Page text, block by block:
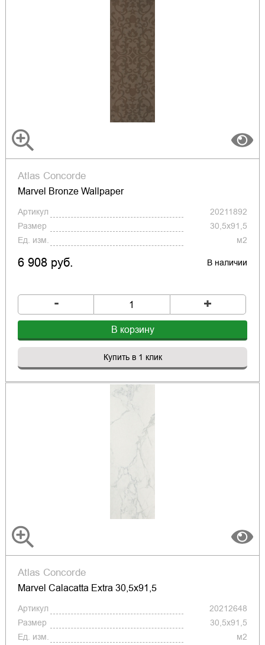
Atlas Concorde
Marvel Bronze Wallpaper
Артикул
20211892
Размер
30,5x91,5
Ед. изм.
м2
6 908 руб. В наличии
- +
В корзину
Купить в 1 клик
Atlas Concorde
Marvel Calacatta Extra 30,5x91,5
Артикул
20212648
Размер
30,5x91,5
Ед. изм.
м2